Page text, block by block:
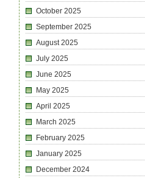
October 2025
September 2025
August 2025
July 2025
June 2025
May 2025
April 2025
March 2025
February 2025
January 2025
December 2024